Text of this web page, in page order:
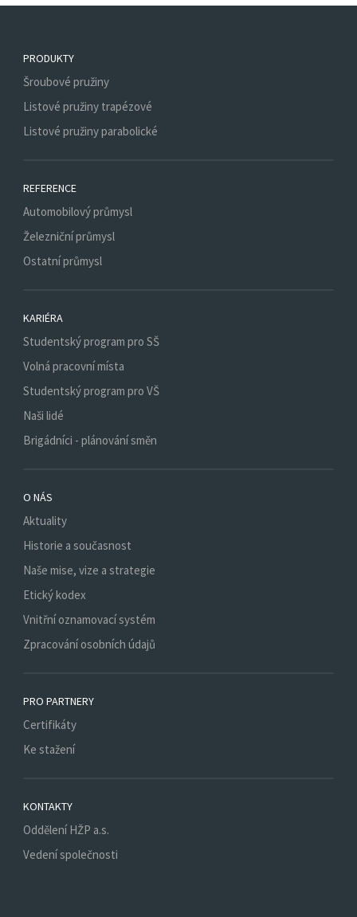
PRODUKTY
Šroubové pružiny
Listové pružiny trapézové
Listové pružiny parabolické
REFERENCE
Automobilový průmysl
Železniční průmysl
Ostatní průmysl
KARIÉRA
Studentský program pro SŠ
Volná pracovní místa
Studentský program pro VŠ
Naši lidé
Brigádníci - plánování směn
O NÁS
Aktuality
Historie a současnost
Naše mise, vize a strategie
Etický kodex
Vnitřní oznamovací systém
Zpracování osobních údajů
PRO PARTNERY
Certifikáty
Ke stažení
KONTAKTY
Oddělení HŽP a.s.
Vedení společnosti